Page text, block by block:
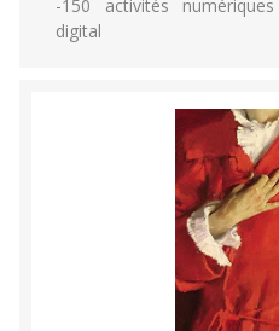
-150 activités
digital